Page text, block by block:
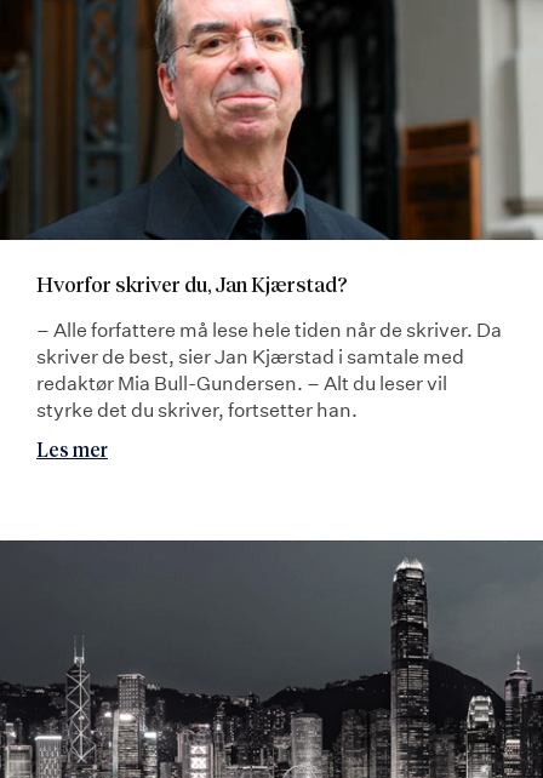
Hvorfor skriver du, Jan Kjærstad?
– Alle forfattere må lese hele tiden når de skriver. Da
skriver de best, sier Jan Kjærstad i samtale med
redaktør Mia Bull-Gundersen. – Alt du leser vil
styrke det du skriver, fortsetter han.
Les mer